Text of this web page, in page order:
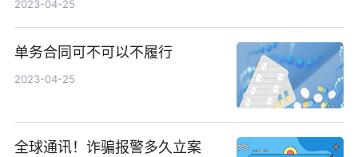
2023-04-25
单务合同可不可以不履行
2023-04-25
全球通讯！诈骗报警多久立案